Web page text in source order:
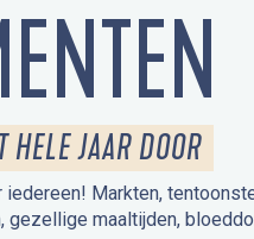
HELE JAAR DOOR
Markten,
maaltijden,